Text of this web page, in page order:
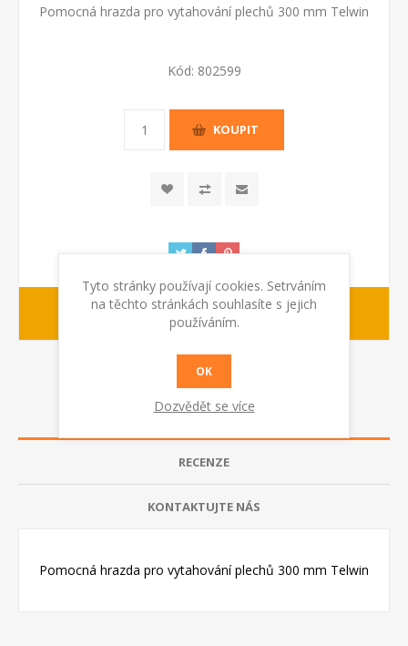
Pomocná hrazda pro vytahování plechů 300 mm Telwin
Kód: 802599
KOUPIT
dodací lhůta :1-2 dny
POPIS
RECENZE
KONTAKTUJTE NÁS
Pomocná hrazda pro vytahování plechů 300 mm Telwin
Tyto stránky používají cookies. Setrváním
na těchto stránkách souhlasíte s jejich
používáním.
OK
Dozvědět se více